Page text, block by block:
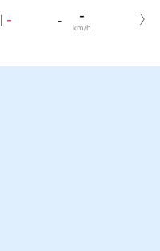
| - - -
km/h